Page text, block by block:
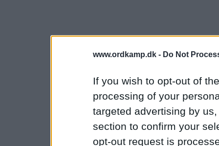
www.ordkamp.dk - Do Not
If you wish to opt-out of
processing of your
targeted advertising by
section to confirm your
opt-out request is